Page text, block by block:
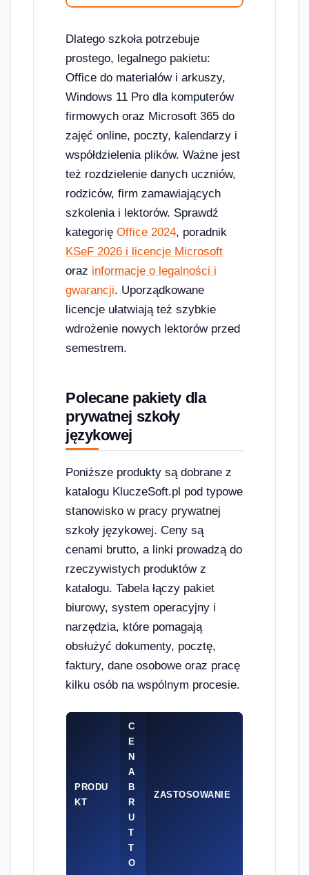
Dlatego szkoła potrzebuje
prostego, legalnego pakietu:
Office do materiałów i arkuszy,
Windows 11 Pro dla komputerów
firmowych oraz Microsoft 365 do
zajęć online, poczty, kalendarzy i
współdzielenia plików. Ważne jest
też rozdzielenie danych uczniów,
rodziców, firm zamawiających
szkolenia i lektorów. Sprawdź
kategorię Office 2024, poradnik
KSeF 2026 i licencje Microsoft
oraz informacje o legalności i
gwarancji. Uporządkowane
licencje ułatwiają też szybkie
wdrożenie nowych lektorów przed
semestrem.
Polecane pakiety dla
prywatnej szkoły
językowej
Poniższe produkty są dobrane z
katalogu KluczeSoft.pl pod typowe
stanowisko w pracy prywatnej
szkoły językowej. Ceny są
cenami brutto, a linki prowadzą do
rzeczywistych produktów z
katalogu. Tabela łączy pakiet
biurowy, system operacyjny i
narzędzia, które pomagają
obsłużyć dokumenty, pocztę,
faktury, dane osobowe oraz pracę
kilku osób na wspólnym procesie.
PRODU
KT
C
E
N
A
B
R
U
T
T
O
ZASTOSOWANIE